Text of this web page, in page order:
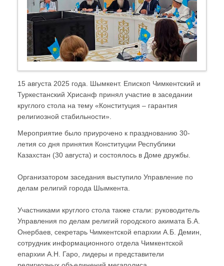
15 августа 2025 года. Шымкент. Епископ Чимкентский и
Туркестанский Хрисанф принял участие в заседании
круглого стола на тему «Конституция – гарантия
религиозной стабильности».
Мероприятие было приурочено к празднованию 30-
летия со дня принятия Конституции Республики
Казахстан (30 августа) и состоялось в Доме дружбы.
Организатором заседания выступило Управление по
делам религий города Шымкента.
Участниками круглого стола также стали: руководитель
Управления по делам религий городского акимата Б.А.
Онербаев, секретарь Чимкентской епархии А.Б. Демин,
сотрудник информационного отдела Чимкентской
епархии А.Н. Гаро, лидеры и представители